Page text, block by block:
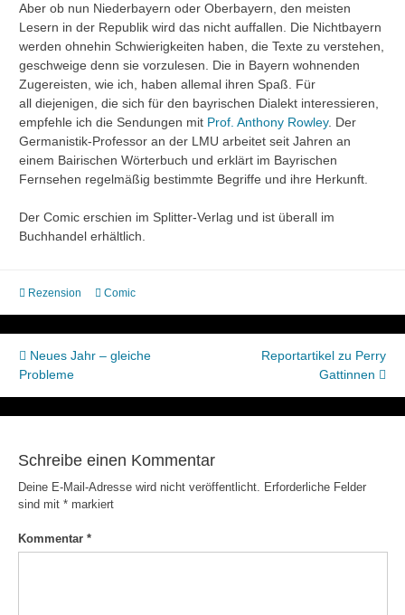
Aber ob nun Niederbayern oder Oberbayern, den meisten
Lesern in der Republik wird das nicht auffallen. Die Nichtbayern
werden ohnehin Schwierigkeiten haben, die Texte zu verstehen,
geschweige denn sie vorzulesen. Die in Bayern wohnenden
Zugereisten, wie ich, haben allemal ihren Spaß. Für
all diejenigen, die sich für den bayrischen Dialekt interessieren,
empfehle ich die Sendungen mit Prof. Anthony Rowley. Der
Germanistik-Professor an der LMU arbeitet seit Jahren an
einem Bairischen Wörterbuch und erklärt im Bayrischen
Fernsehen regelmäßig bestimmte Begriffe und ihre Herkunft.
Der Comic erschien im Splitter-Verlag und ist überall im
Buchhandel erhältlich.
Rezension Comic
Beitragsnavigation
Neues Jahr – gleiche
Probleme
Reportartikel zu Perry
Gattinnen
Schreibe einen Kommentar
Deine E-Mail-Adresse wird nicht veröffentlicht.
Erforderliche Felder
sind mit *markiert
Kommentar *